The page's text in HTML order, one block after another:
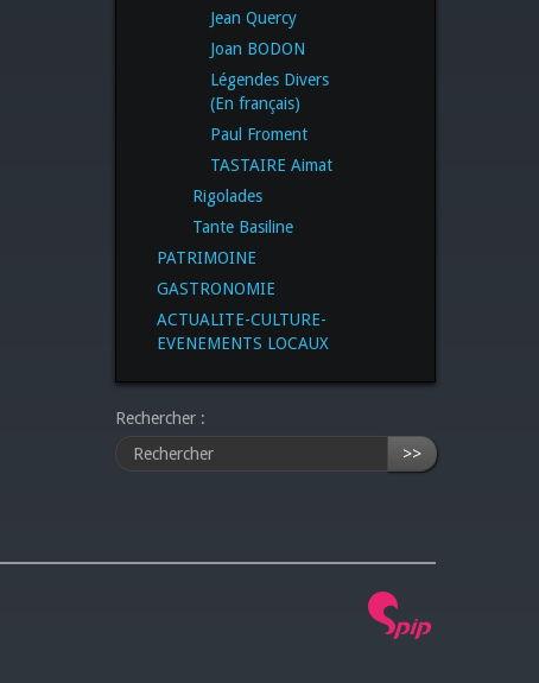
Jean Quercy
Joan BODON
Légendes Divers
(En français)
Paul Froment
TASTAIRE Aimat
Rigolades
Tante Basiline
PATRIMOINE
GASTRONOMIE
ACTUALITE-CULTURE-
EVENEMENTS LOCAUX
Rechercher :
>>